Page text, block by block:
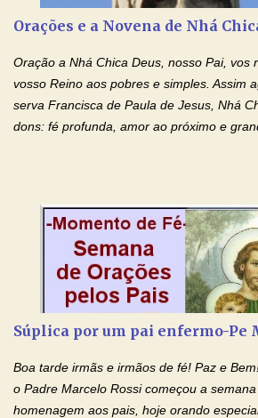
Mensagem do Padre Marcelo Rossi por E-
quarta feira, vamos orar pelas pessoas
doenças do coração, NO SAGRADO
IMACULADO CORAÇÃO DE MAR...
Orações e a Novena de Nhá
Oração a Nhá Chica Deus, nosso Pai, vos
vosso Reino aos pobres e simples. Assim
serva Francisca de Paula de Jesus, Nhá
dons: fé profunda, amor ao próximo e
Senhor Jesus Cristo, vosso Filho, na
Amém. Novena a Nhá Chica (Oração para
celestiais através da intercessão da Serva
(Rezar durante nove dias seguidos ou
recorro a vós como intercessora entre a
entregueis nas mãos do Santíssimo o meu
o pedido). Acolhei, Nhá Chica, no vosso
minhas necessidades e amparai-me nesta
Súplica por um pai enfermo-Pe
Boa tarde irmãs e irmãos de fé! Paz e
o Padre Marcelo Rossi começou a
homenagem aos pais, hoje orando